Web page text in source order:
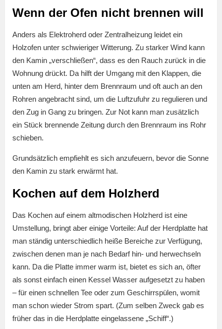
Wenn der Ofen nicht brennen will
Anders als Elektroherd oder Zentralheizung leidet ein
Holzofen unter schwieriger Witterung. Zu starker Wind kann
den Kamin „verschließen“, dass es den Rauch zurück in die
Wohnung drückt. Da hilft der Umgang mit den Klappen, die
unten am Herd, hinter dem Brennraum und oft auch an den
Rohren angebracht sind, um die Luftzufuhr zu regulieren und
den Zug in Gang zu bringen. Zur Not kann man zusätzlich
ein Stück brennende Zeitung durch den Brennraum ins Rohr
schieben.
Grundsätzlich empfiehlt es sich anzufeuern, bevor die Sonne
den Kamin zu stark erwärmt hat.
Kochen auf dem Holzherd
Das Kochen auf einem altmodischen Holzherd ist eine
Umstellung, bringt aber einige Vorteile: Auf der Herdplatte hat
man ständig unterschiedlich heiße Bereiche zur Verfügung,
zwischen denen man je nach Bedarf hin- und herwechseln
kann. Da die Platte immer warm ist, bietet es sich an, öfter
als sonst einfach einen Kessel Wasser aufgesetzt zu haben
– für einen schnellen Tee oder zum Geschirrspülen, womit
man schon wieder Strom spart. (Zum selben Zweck gab es
früher das in die Herdplatte eingelassene „Schiff“.)